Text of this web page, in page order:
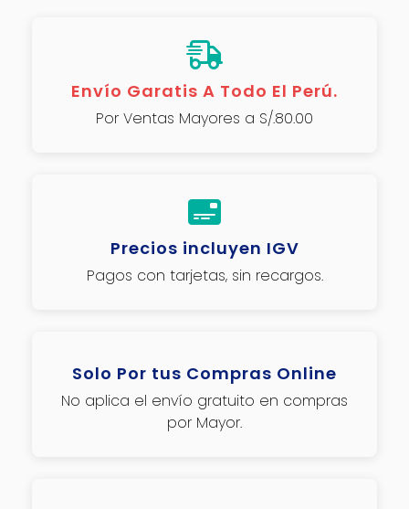
Envío Garatis A Todo El Perú.
Por Ventas Mayores a S/.80.00
Precios incluyen IGV
Pagos con tarjetas, sin recargos.
Solo Por tus Compras Online
No aplica el envío gratuito en compras
por Mayor.